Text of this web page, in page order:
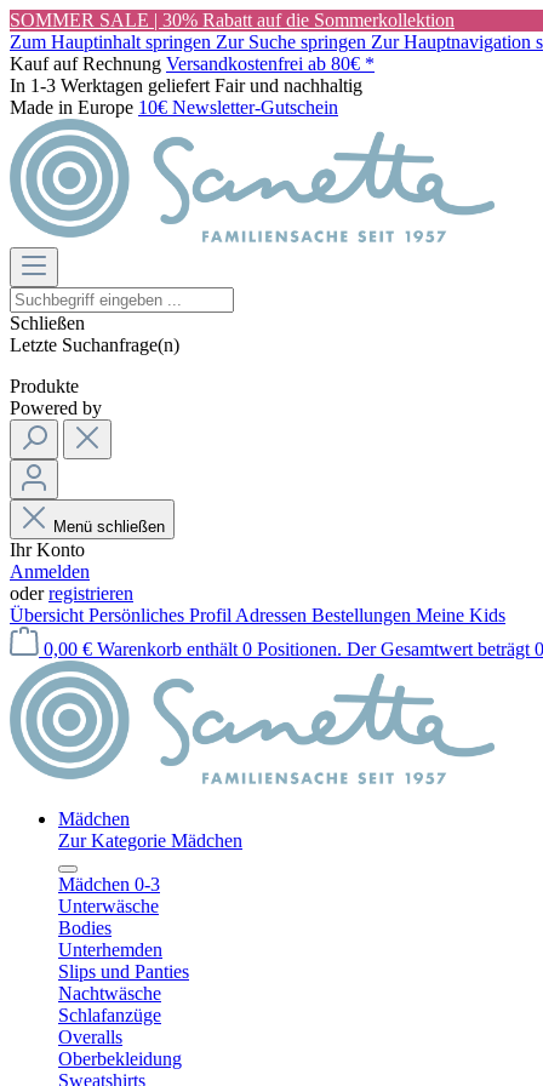
SOMMER SALE | 30% Rabatt auf die Sommerkollektion
Zum Hauptinhalt springen Zur Suche springen Zur Hauptnavigation
Kauf auf Rechnung Versandkostenfrei ab 80€ *
In 1-3 Werktagen geliefert Fair und nachhaltig
Made in Europe 10€ Newsletter-Gutschein
Schließen
Letzte Suchanfrage(n)
Produkte
Powered by
Menü schließen
Ihr Konto
Anmelden
oderregistrieren
Übersicht Persönliches Profil Adressen Bestellungen Meine Kids
0,00 € Warenkorb enthält 0 Positionen. Der Gesamtwert beträgt
Mädchen
Zur Kategorie Mädchen
Mädchen 0-3
Unterwäsche
Bodies
Unterhemden
Slips und Panties
Nachtwäsche
Schlafanzüge
Overalls
Oberbekleidung
Sweatshirts